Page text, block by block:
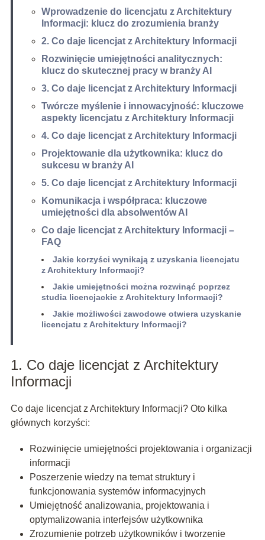
Wprowadzenie do licencjatu z Architektury
Informacji: klucz do zrozumienia branży
2. Co daje licencjat z Architektury Informacji
Rozwinięcie umiejętności analitycznych:
klucz do skutecznej pracy w branży AI
3. Co daje licencjat z Architektury Informacji
Twórcze myślenie i innowacyjność: kluczowe
aspekty licencjatu z Architektury Informacji
4. Co daje licencjat z Architektury Informacji
Projektowanie dla użytkownika: klucz do
sukcesu w branży AI
5. Co daje licencjat z Architektury Informacji
Komunikacja i współpraca: kluczowe
umiejętności dla absolwentów AI
Co daje licencjat z Architektury Informacji –
FAQ
Jakie korzyści wynikają z uzyskania licencjatu
z Architektury Informacji?
Jakie umiejętności można rozwinąć poprzez
studia licencjackie z Architektury Informacji?
Jakie możliwości zawodowe otwiera uzyskanie
licencjatu z Architektury Informacji?
1. Co daje licencjat z Architektury
Informacji
Co daje licencjat z Architektury Informacji? Oto kilka
głównych korzyści:
Rozwinięcie umiejętności projektowania i organizacji
informacji
Poszerzenie wiedzy na temat struktury i
funkcjonowania systemów informacyjnych
Umiejętność analizowania, projektowania i
optymalizowania interfejsów użytkownika
Zrozumienie potrzeb użytkowników i tworzenie